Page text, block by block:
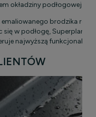
okładziny podłogowej.
brodzika
w podłogę, Superplan
najwyższą